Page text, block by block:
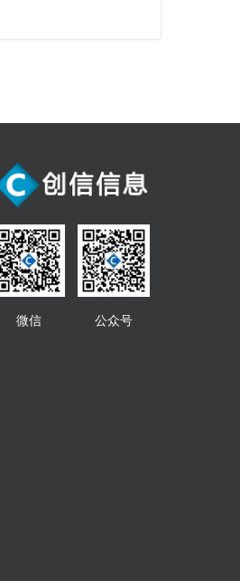
微信 公众号